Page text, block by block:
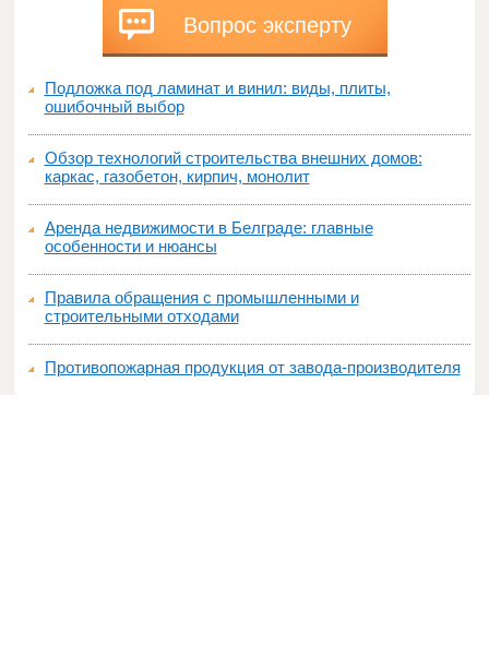
Вопрос эксперту
Подложка под ламинат и винил: виды, плиты,
ошибочный выбор
Обзор технологий строительства внешних домов:
каркас, газобетон, кирпич, монолит
Аренда недвижимости в Белграде: главные
особенности и нюансы
Правила обращения с промышленными и
строительными отходами
Противопожарная продукция от завода-производителя